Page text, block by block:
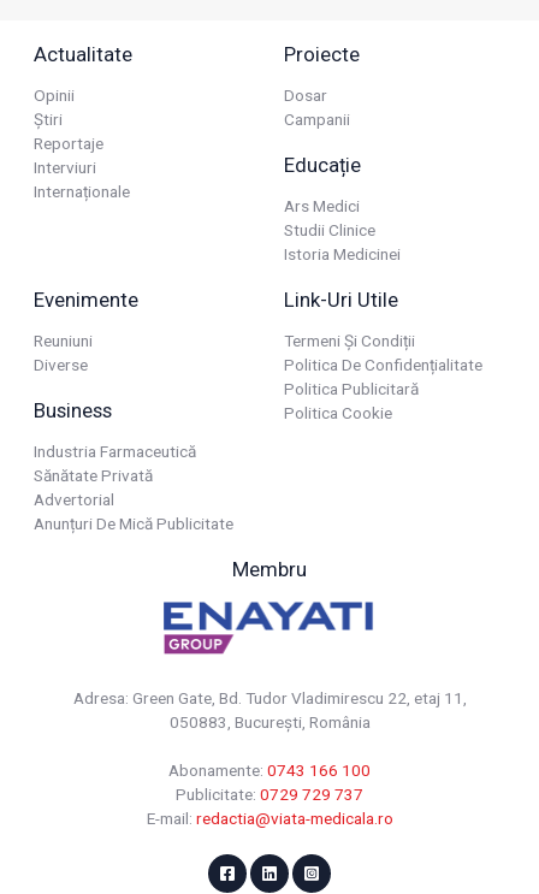
Actualitate
Opinii
Știri
Reportaje
Interviuri
Internaționale
Proiecte
Dosar
Campanii
Educație
Ars Medici
Studii Clinice
Istoria Medicinei
Evenimente
Reuniuni
Diverse
Business
Industria Farmaceutică
Sănătate Privată
Advertorial
Anunțuri De Mică Publicitate
Link-Uri Utile
Termeni Și Condiții
Politica De Confidențialitate
Politica Publicitară
Politica Cookie
Membru
Adresa: Green Gate, Bd. Tudor Vladimirescu 22, etaj 11,
050883, Bucureşti, România
Abonamente: 0743 166 100
Publicitate: 0729 729 737
E-mail: redactia@viata-medicala.ro